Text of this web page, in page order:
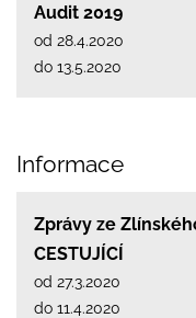
Audit 2019
od 28.4.2020
do 13.5.2020
Informace
Zprávy ze
CESTUJÍCÍ
od 27.3.2020
do 11.4.2020